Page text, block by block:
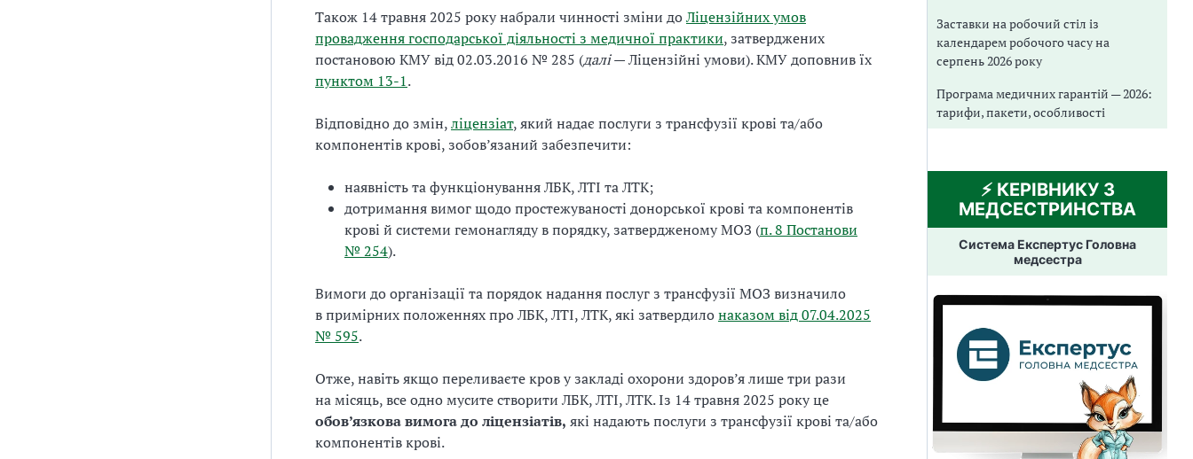
Також 14 травня 2025 року набрали чинності зміни доЛіцензійних умов
провадження господарської діяльності з медичної практики, затверджених
постановою КМУ від 02.03.2016 № 285 (далі— Ліцензійні умови). КМУ доповнив їх
пунктом 13-1.
Відповідно до змін,ліцензіат, який надає послуги з трансфузії крові та/або
компонентів крові, зобов’язаний забезпечити:
наявність та функціонування ЛБК, ЛТІ та ЛТК;
дотримання вимог щодо простежуваності донорської крові та компонентів
крові й системи гемонагляду в порядку, затвердженому МОЗ (п. 8 Постанови
№ 254).
Вимоги до організації та порядок надання послуг з трансфузії МОЗ визначило
в примірних положеннях про ЛБК, ЛТІ, ЛТК, які затвердилонаказом від 07.04.2025
№ 595.
Отже, навіть якщо переливаєте кров у закладі охорони здоров’я лише три рази
на місяць, все одно мусите створити ЛБК, ЛТІ, ЛТК. Із 14 травня 2025 року це
обов’язкова вимога до ліцензіатів, які надають послуги з трансфузії крові та/або
компонентів крові.
Заставки на робочий стіл із
календарем робочого часу на
серпень 2026 року
Програма медичних гарантій — 2026:
тарифи, пакети, особливості
⚡️ КЕРІВНИКУ З
МЕДСЕСТРИНСТВА
Система Експертус Головна
медсестра